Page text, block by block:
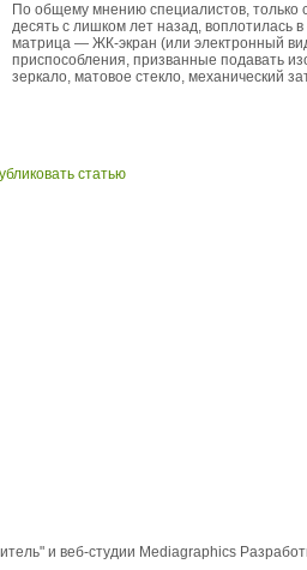
По общему мнению специалистов, только
десять с лишком лет назад, воплотилась
матрица — ЖК-экран (или электронный
приспособления, призванные подавать
зеркало, матовое стекло, механический
статью
и веб-студии Mediagraphics